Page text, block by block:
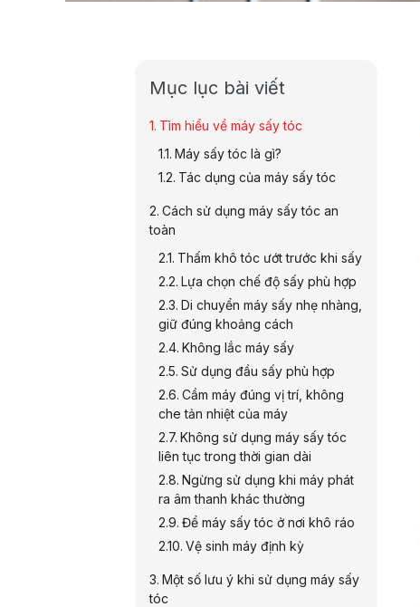
Mục lục bài viết
Tìm hiểu về máy sấy tóc
Máy sấy tóc là gì?
Tác dụng của máy sấy tóc
Cách sử dụng máy sấy tóc an
toàn
Thấm khô tóc ướt trước khi sấy
Lựa chọn chế độ sấy phù hợp
Di chuyển máy sấy nhẹ nhàng,
giữ đúng khoảng cách
Không lắc máy sấy
Sử dụng đầu sấy phù hợp
Cầm máy đúng vị trí, không
che tản nhiệt của máy
Không sử dụng máy sấy tóc
liên tục trong thời gian dài
Ngừng sử dụng khi máy phát
ra âm thanh khác thường
Để máy sấy tóc ở nơi khô ráo
Vệ sinh máy định kỳ
Một số lưu ý khi sử dụng máy sấy
tóc